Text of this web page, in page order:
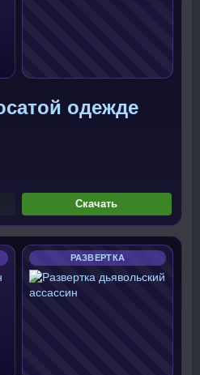
одежде
Скачать
РАЗВЕРТКА